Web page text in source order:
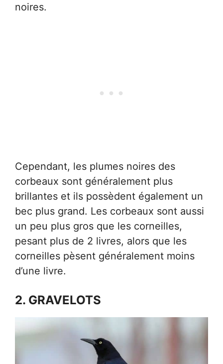
noires.
Cependant, les plumes noires des
corbeaux sont généralement plus
brillantes et ils possèdent également un
bec plus grand. Les corbeaux sont aussi
un peu plus gros que les corneilles,
pesant plus de 2 livres, alors que les
corneilles pèsent généralement moins
d’une livre.
2. GRAVELOTS